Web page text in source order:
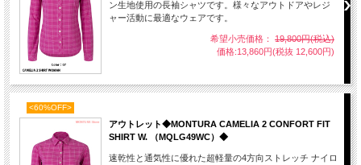
ン生地使用の長袖シャツです。様々なアウトドアやレジ
ャー活動に最適なウェアです。
希望小売価格： 19,800円(税込)
価格:13,860円(税抜 12,600円)
<60%OFF>
アウトレット◆MONTURA CAMELIA 2 CONFORT FIT
SHIRT W. （MQLG49WC）◆
速乾性と通気性に優れた超軽量の4方向ストレッチ ナイロ